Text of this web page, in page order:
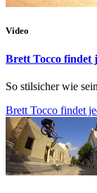
Video
Brett Tocco findet
So stilsicher wie
Brett Tocco findet